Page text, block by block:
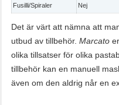
Fusilli/Spiraler Nej
Det är värt att nämna att
utbud av tillbehör. Marcato
olika tillsatser för olika
tillbehör kan en manuell
även om den aldrig når en